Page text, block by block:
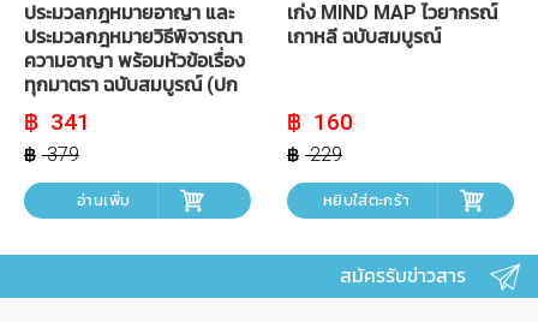
ประมวลกฎหมายอาญา และ
ประมวลกฎหมายวิธีพิจารณา
ความอาญา พร้อมหัวข้อเรื่อง
ทุกมาตรา ฉบับสมบูรณ์ (ปก
แข็ง)
379
Original
price
was:
฿ 379.
341
Current
price
is:
฿ 341.
อ่านเพิ่ม
เก่ง MIND MAP ไวยากรณ์
เกาหลี ฉบับสมบูรณ์
229
Original
price
was:
฿ 229.
160
Current
price
is:
฿ 160.
หยิบใส่ตะกร้า
สมัครรับข่าวสาร